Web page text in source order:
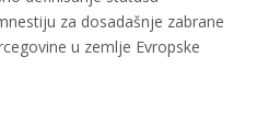
za dosadašnje zabrane
u zemlje Evropske